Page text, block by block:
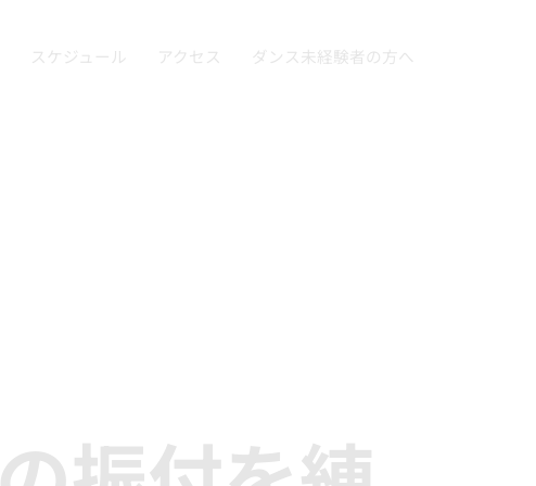
スケジュール アクセス ダンス未経験者の方へ